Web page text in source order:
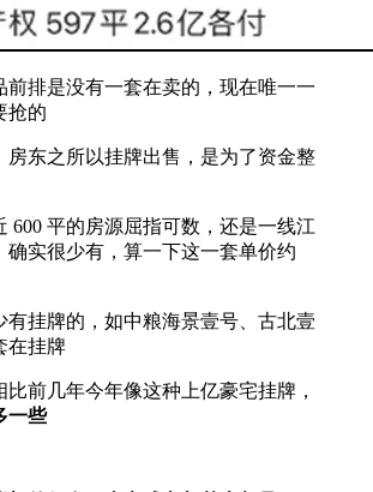
前排是没有一套在卖的，现在唯一一
抢的
房东之所以挂牌出售，是为了资金整
600 平的房源屈指可数，还是一线江
确实很少有，算一下这一套单价约
有挂牌的，如中粮海景壹号、古北壹
在挂牌
比前几年今年像这种上亿豪宅挂牌，
一些